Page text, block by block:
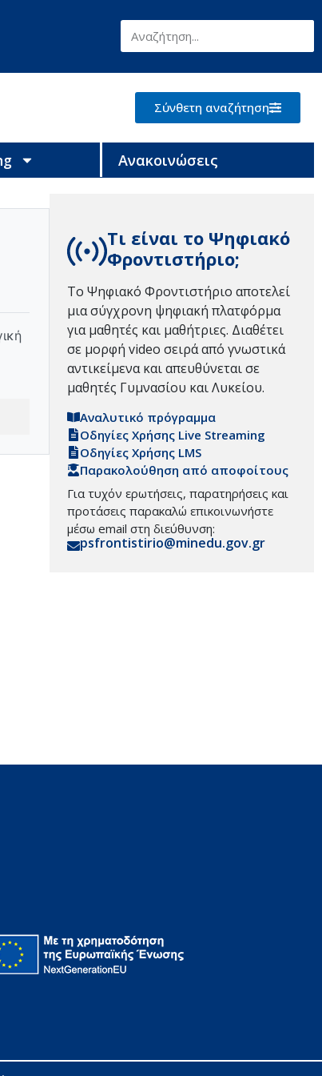
Σύνθετη αναζήτηση
Ανακοινώσεις
Τι είναι το Ψηφιακό
Φροντιστήριο;
Το Ψηφιακό Φροντιστήριο αποτελεί
μια σύγχρονη ψηφιακή πλατφόρμα
για μαθητές και μαθήτριες. Διαθέτει
σε μορφή video σειρά από γνωστικά
αντικείμενα και απευθύνεται σε
μαθητές Γυμνασίου και Λυκείου.
Αναλυτικό πρόγραμμα
Οδηγίες Χρήσης Live Streaming
Οδηγίες Χρήσης LMS
Παρακολούθηση από αποφοίτους
Για τυχόν ερωτήσεις, παρατηρήσεις και
προτάσεις παρακαλώ επικοινωνήστε
μέσω email στη διεύθυνση:
psfrontistirio@minedu.gov.gr